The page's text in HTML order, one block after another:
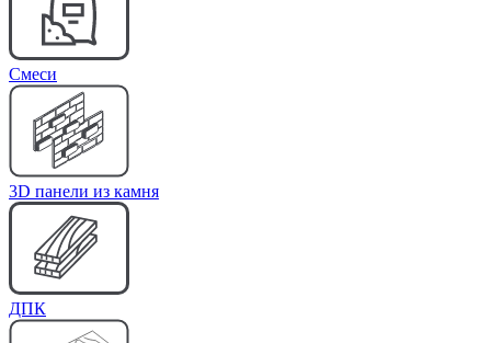
Cмеси
3D панели из камня
ДПК